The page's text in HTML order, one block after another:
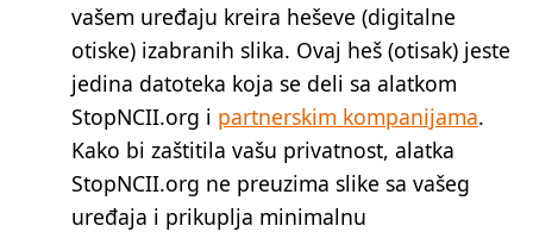
vašem uređaju kreira heševe (digitalne
otiske) izabranih slika. Ovaj heš (otisak) jeste
jedina datoteka koja se deli sa alatkom
StopNCII.org i partnerskim kompanijama.
Kako bi zaštitila vašu privatnost, alatka
StopNCII.org ne preuzima slike sa vašeg
uređaja i prikuplja minimalnu